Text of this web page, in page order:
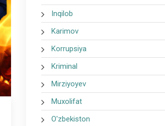
Inqilob
Karimov
Korrupsiya
Kriminal
Mirziyoyev
Muxolifat
O'zbekiston